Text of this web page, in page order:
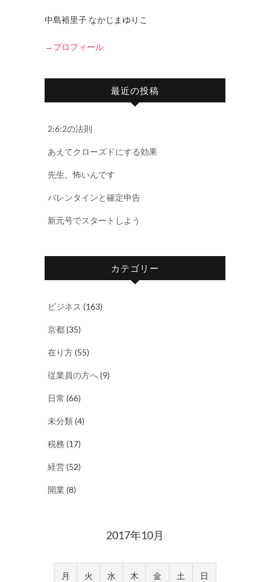
中島裕里子 なかじまゆりこ
→プロフィール
最近の投稿
2:6:2の法則
あえてクローズドにする効果
先生、怖いんです
バレンタインと確定申告
新元号でスタートしよう
カテゴリー
ビジネス (163)
京都 (35)
在り方 (55)
従業員の方へ (9)
日常 (66)
未分類 (4)
税務 (17)
経営 (52)
開業 (8)
2017年10月
月 火 水 木 金 土 日